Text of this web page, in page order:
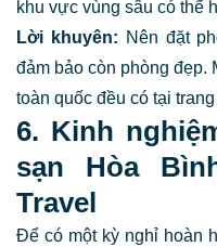
khu vực vùng sâu có thể
Lời khuyên: Nên đặt
đảm bảo còn phòng đẹp.
toàn quốc đều có tại
6. Kinh
sạn Hòa
Travel
Để có một kỳ nghỉ hoàn